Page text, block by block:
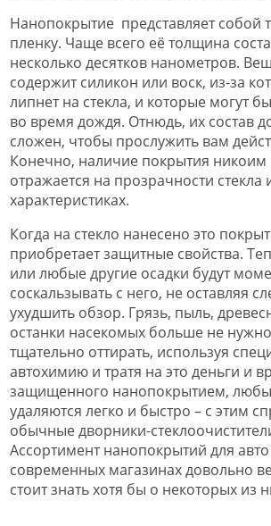
Нанопокрытие представляет собой
пленку. Чаще всего её толщина
несколько десятков нанометров.
содержит силикон или воск, из-за
липнет на стекла, и которые могут
во время дождя. Отнюдь, их состав
сложен, чтобы прослужить вам
Конечно, наличие покрытия
отражается на прозрачности стекла
характеристиках.
Когда на стекло нанесено это
приобретает защитные свойства.
или любые другие осадки будут
соскальзывать с него, не оставляя
ухудшить обзор. Грязь, пыль,
останки насекомых больше не
тщательно оттирать, используя
автохимию и тратя на это деньги и
защищенного нанопокрытием,
удаляются легко и быстро – с этим
обычные дворники-
Ассортимент нанопокрытий для авто
современных магазинах довольно
стоит знать хотя бы о некоторых из